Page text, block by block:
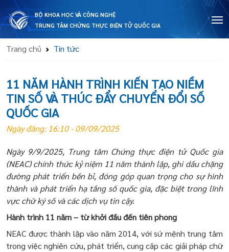
BỘ KHOA HỌC VÀ CÔNG NGHỆ
TRUNG TÂM CHỨNG THỰC ĐIỆN TỬ QUỐC GIA
Trang chủ Tin tức
11 NĂM HÀNH TRÌNH KIẾN TẠO NIỀM
TIN SỐ VÀ THÚC ĐẨY CHUYỂN ĐỔI SỐ
QUỐC GIA
Ngày đăng: 16:10 - 09/09/2025
Ngày 9/9/2025, Trung tâm Chứng thực điện tử Quốc gia
(NEAC) chính thức kỷ niệm 11 năm thành lập, ghi dấu chặng
đường phát triển bền bỉ, đóng góp quan trọng cho sự hình
thành và phát triển hạ tầng số quốc gia, đặc biệt trong lĩnh
vực chữ ký số và các dịch vụ tin cậy.
Hành trình 11 năm – từ khởi đầu đến tiên phong
NEAC được thành lập vào năm 2014, với sứ mệnh trung tâm
trong việc nghiên cứu, phát triển, cung cấp các giải pháp chữ